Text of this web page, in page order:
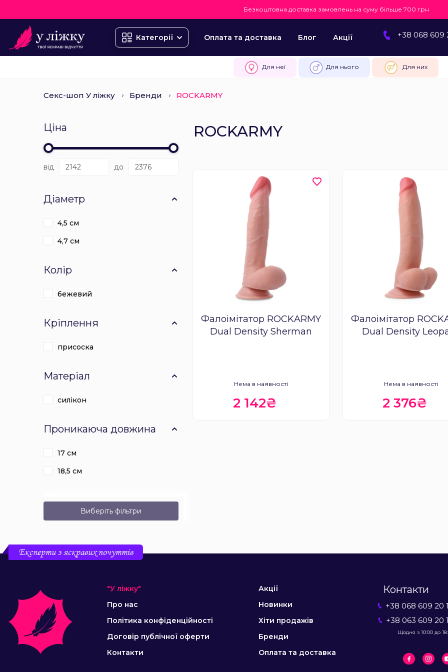
Безкоштовна доставка замовлень на суму більше 700 грн
Категорії Оплата та доставка Блог Акції +38 068 609
Для неї Для нього Для них
Секс-шоп У ліжку Бренди ROCKARMY
Ціна
від до
Діаметр
4,5 см
4,7 см
Колір
бежевий
Кріплення
присоска
Матеріал
силікон
Проникаюча довжина
17 см
18,5 см
Виберіть фільтри
ROCKARMY
Фалоімітатор ROCKARMY
Dual Density Sherman
Нема в наявності
2 142₴
Фалоімітатор
Dual Density
Нема в наявності
2 376₴
Експерти з яскравих почуттів
"У ліжку"
Про нас
Політика конфіденційності
Договір публічної оферти
Контакти
Акції
Новинки
Хіти продажів
Бренди
Оплата та доставка
Контакти
+38 068 609 20
+38 063 609 20
Щодня з 10:00 до